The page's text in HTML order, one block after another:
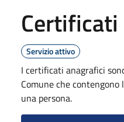
Servizio attivo
I certificati anagrafici
Comune che
una persona.